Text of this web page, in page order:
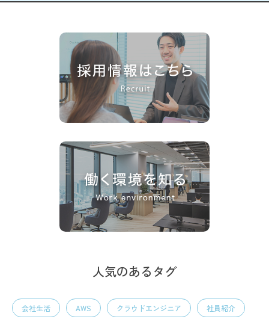
人気のあるタグ
会社生活 AWS クラウドエンジニア 社員紹介